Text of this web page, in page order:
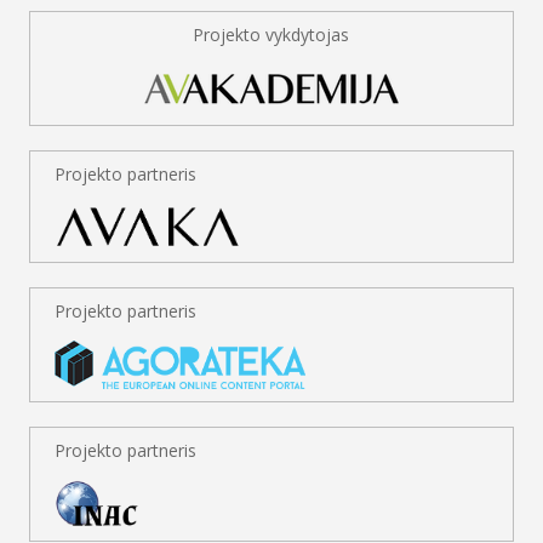
Liubovė Virolainen
Projekto vykdytojas
Projekto partneris
Projekto partneris
Projekto partneris